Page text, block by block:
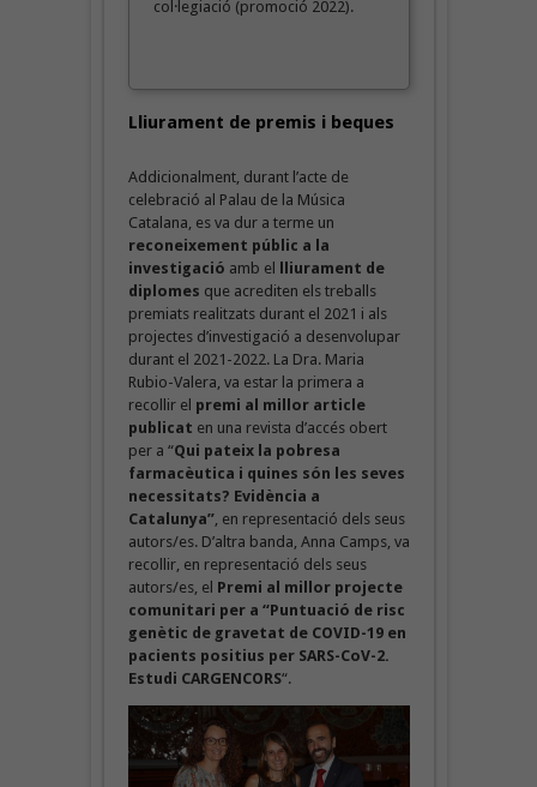
col·legiació (promoció 2022).
Lliurament de premis i beques
Addicionalment, durant l’acte de
celebració al Palau de la Música
Catalana, es va dur a terme un
reconeixement públic a la
investigació amb el
lliurament de
diplomes que acrediten els treballs
premiats realitzats durant el 2021 i als
projectes d’investigació a desenvolupar
durant el 2021-2022. La Dra. Maria
Rubio-Valera, va estar la primera a
recollir el premi al millor article
publicat en una revista d’accés obert
per a “Qui pateix la pobresa
farmacèutica i quines són les seves
necessitats? Evidència a
Catalunya”, en representació dels seus
autors/es. D’altra banda, Anna Camps, va
recollir, en representació dels seus
autors/es, el Premi al millor projecte
comunitari per a “Puntuació de risc
genètic de gravetat de COVID-19 en
pacients positius per SARS-CoV-2.
Estudi CARGENCORS“.